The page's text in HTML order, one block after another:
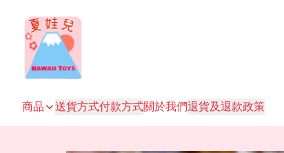
商品 送貨方式付款方式關於我們退貨及退款政策